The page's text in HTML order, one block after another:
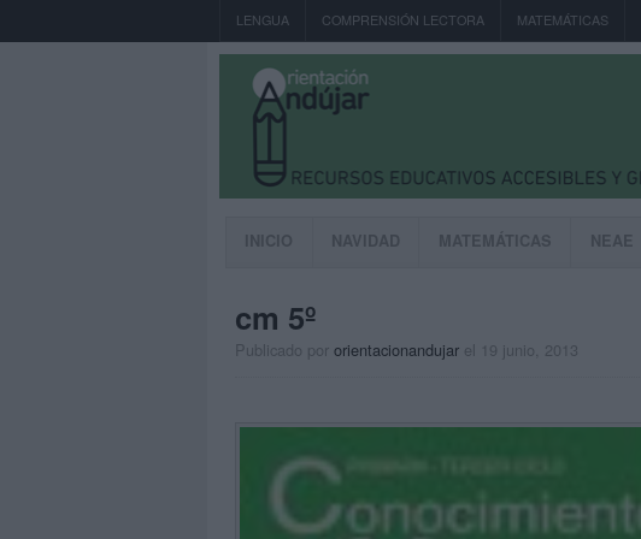
LENGUA COMPRENSIÓN LECTORA MATEMÁTICAS
INICIO NAVIDAD MATEMÁTICAS NEAE
cm 5º
Publicado por orientacionandujar el 19 junio, 2013